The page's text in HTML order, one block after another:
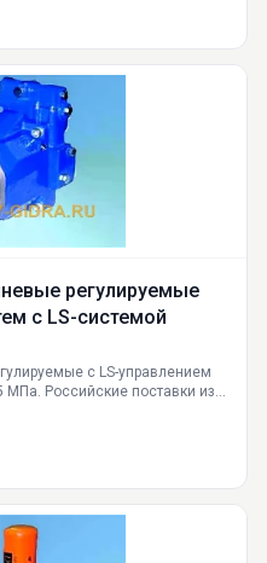
регулируемые
с LS-системой
с LS-управлением
Российские поставки из